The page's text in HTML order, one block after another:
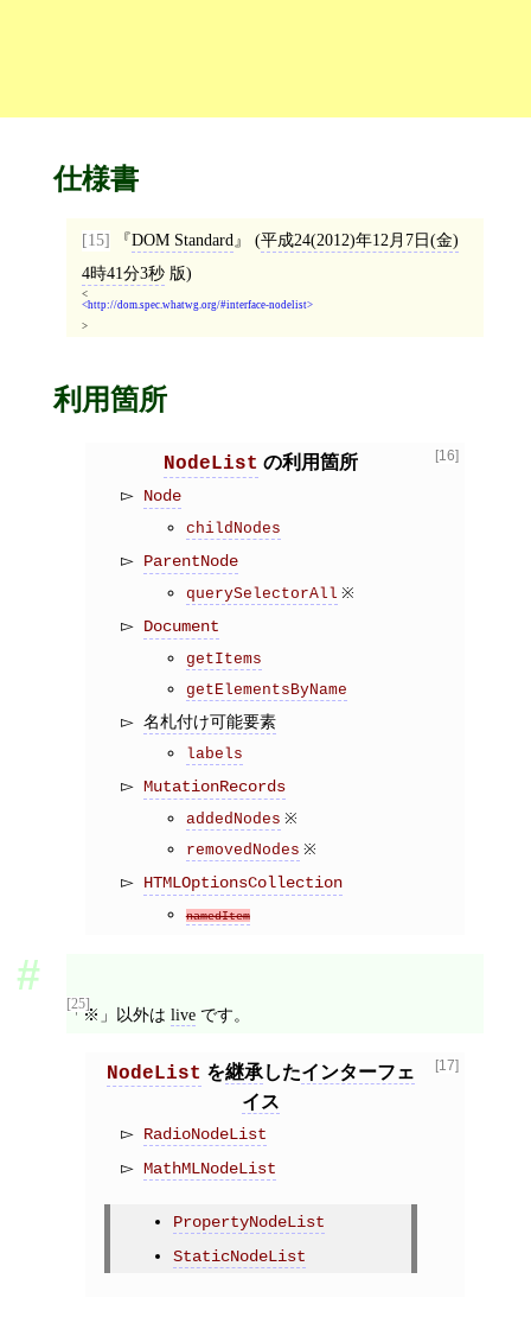
仕様書
[15] DOM Standard (平成24(2012)年12月7日(金)
4時41分3秒版)
<
http://dom.spec.whatwg.org/#interface-nodelist
>
利用箇所
[16]
NodeList の利用箇所
Node
childNodes
ParentNode
querySelectorAll ※
Document
getItems
getElementsByName
名札付け可能要素
labels
MutationRecords
addedNodes ※
removedNodes ※
HTMLOptionsCollection
namedItem
[25]
「※」以外は live です。
[17]
NodeList を継承したインターフェ
イス
RadioNodeList
MathMLNodeList
PropertyNodeList
StaticNodeList